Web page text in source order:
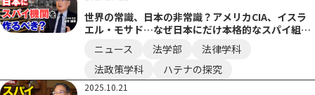
世界の常識、日本の非常識？アメリカCIA、イスラ
エル・モサド…なぜ日本にだけ本格的なスパイ組織
ニュース 法学部
法律学科
法政策学科
ハテナの探究
2025.10.21